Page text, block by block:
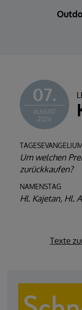
07.
AUGUST
2026
Um welchen
zurückkaufen?
NAMENSTAG
Hl. Kajetan, Hl.
Texte